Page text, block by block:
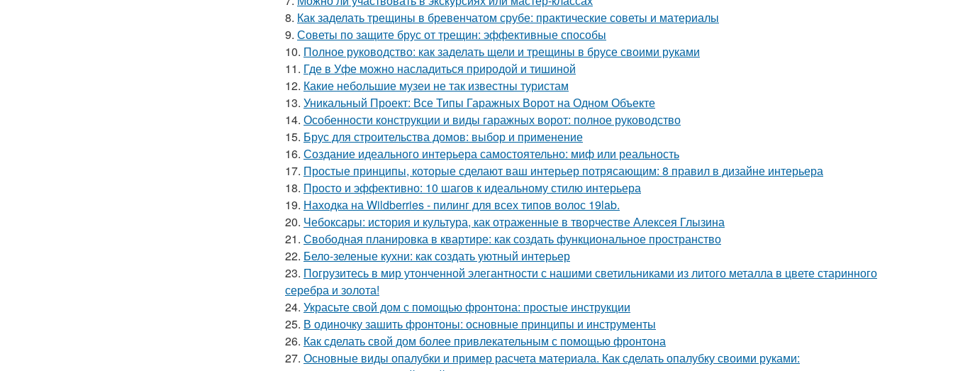
8. Как заделать трещины в бревенчатом срубе: практические советы и материалы
9. Советы по защите брус от трещин: эффективные способы
10. Полное руководство: как заделать щели и трещины в брусе своими руками
11. Где в Уфе можно насладиться природой и тишиной
12. Какие небольшие музеи не так известны туристам
13. Уникальный Проект: Все Типы Гаражных Ворот на Одном Объекте
14. Особенности конструкции и виды гаражных ворот: полное руководство
15. Брус для строительства домов: выбор и применение
16. Создание идеального интерьера самостоятельно: миф или реальность
17. Простые принципы, которые сделают ваш интерьер потрясающим: 8 правил в дизайне интерьера
18. Просто и эффективно: 10 шагов к идеальному стилю интерьера
19. Находка на Wildberries - пилинг для всех типов волос 19lab.
20. Чебоксары: история и культура, как отраженные в творчестве Алексея Глызина
21. Свободная планировка в квартире: как создать функциональное пространство
22. Бело-зеленые кухни: как создать уютный интерьер
23. Погрузитесь в мир утонченной элегантности с нашими светильниками из литого металла в цвете старинного
серебра и золота!
24. Украсьте свой дом с помощью фронтона: простые инструкции
25. В одиночку зашить фронтоны: основные принципы и инструменты
26. Как сделать свой дом более привлекательным с помощью фронтона
27. Основные виды опалубки и пример расчета материала. Как сделать опалубку своими руками: